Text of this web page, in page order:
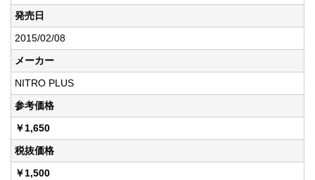
発売日
2015/02/08
メーカー
NITRO PLUS
参考価格
￥1,650
税抜価格
￥1,500